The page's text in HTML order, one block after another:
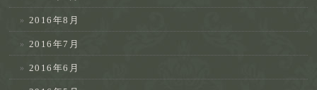
2016年8月
2016年7月
2016年6月